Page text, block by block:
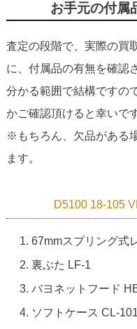
お手元の付属
査定の段階で、実際の買
に、付属品の有無を確認
分かる範囲で結構ですの
かご確認頂けると幸いです
※もちろん、欠品がある
ます。
D5100 18-105
67mmスプリング式
裏ぶた LF-1
バヨネットフード
ソフトケース CL-